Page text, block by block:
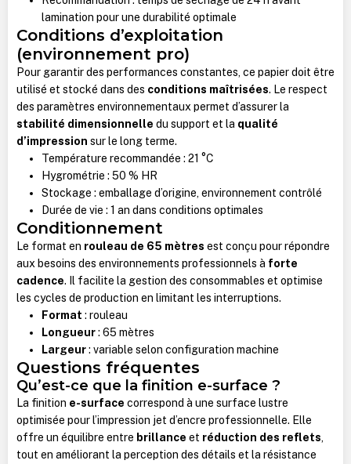
lamination pour une durabilité optimale
Conditions d’exploitation
(environnement pro)
Pour garantir des performances constantes, ce papier doit être
utilisé et stocké dans des conditions maîtrisées. Le respect
des paramètres environnementaux permet d’assurer la
stabilité dimensionnelle du support et la qualité
d’impression sur le long terme.
Température recommandée : 21 °C
Hygrométrie : 50 % HR
Stockage : emballage d’origine, environnement contrôlé
Durée de vie : 1 an dans conditions optimales
Conditionnement
Le format en rouleau de 65 mètres est conçu pour répondre
aux besoins des environnements professionnels à forte
cadence. Il facilite la gestion des consommables et optimise
les cycles de production en limitant les interruptions.
Format : rouleau
Longueur: 65 mètres
Largeur: variable selon configuration machine
Questions fréquentes
Qu’est-ce que la finition e-surface ?
La finition e-surface correspond à une surface lustre
optimisée pour l’impression jet d’encre professionnelle. Elle
offre un équilibre entre brillance et réduction des reflets,
tout en améliorant la perception des détails et la résistance